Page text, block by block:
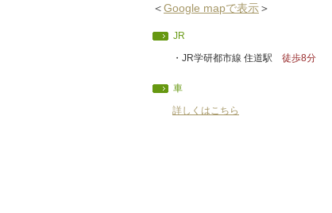
＜Google mapで表示＞
JR
・JR学研都市線 住道駅 徒歩8分
車
詳しくはこちら